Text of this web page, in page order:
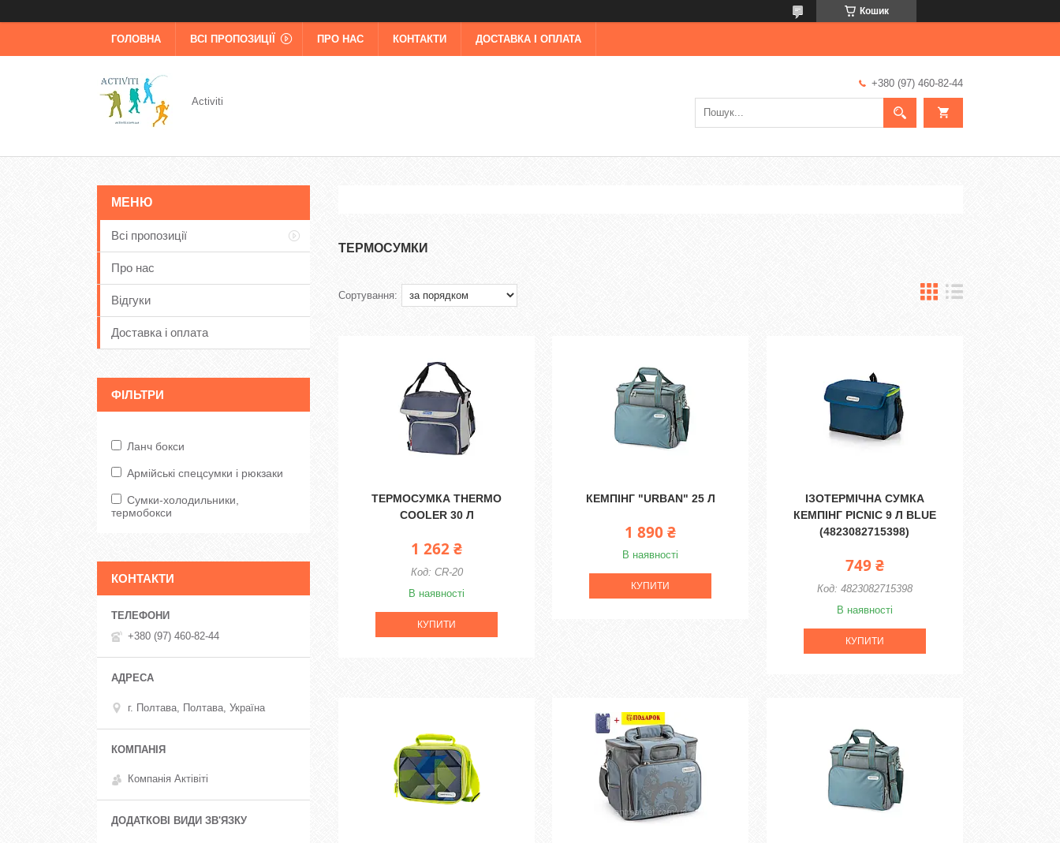
Кошик
ГОЛОВНА ВСІ ПРОПОЗИЦІЇ ПРО НАС КОНТАКТИ ДОСТАВКА І ОПЛАТА
Activiti
+380 (97) 460-82-44
ТЕРМОСУМКИ
ТЕРМОСУМКА THERMO
COOLER 30 Л
1 262 ₴
CR-20
В наявності
КУПИТИ
КЕМПІНГ "URBAN" 25 Л
1 890 ₴
В наявності
КУПИТИ
ІЗОТЕРМІЧНА СУМКА
КЕМПІНГ PICNIC 9 Л BLUE
(4823082715398)
749 ₴
4823082715398
В наявності
КУПИТИ
Всі пропозиції
Про нас
Відгуки
Доставка і оплата
ФІЛЬТРИ
Ланч бокси
Армійські спецсумки і рюкзаки
Сумки-холодильники,
термобокси
КОНТАКТИ
+380 (97) 460-82-44
г. Полтава, Полтава, Україна
Компанія Актівіті